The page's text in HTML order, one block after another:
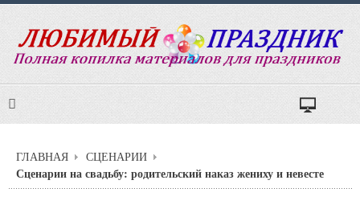
ГЛАВНАЯ СЦЕНАРИИ
Сценарии на свадьбу: родительский наказ жениху и невесте